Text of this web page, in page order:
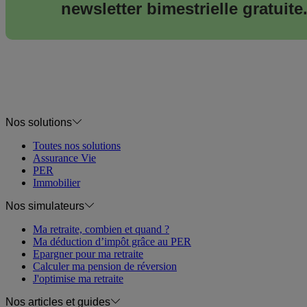
newsletter bimestrielle gratuite.
Nos solutions
Toutes nos solutions
Assurance Vie
PER
Immobilier
Nos simulateurs
Ma retraite, combien et quand ?
Ma déduction d’impôt grâce au PER
Epargner pour ma retraite
Calculer ma pension de réversion
J'optimise ma retraite
Nos articles et guides